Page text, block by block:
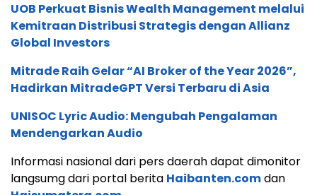
UOB Perkuat Bisnis Wealth Management melalui
Kemitraan Distribusi Strategis dengan Allianz
Global Investors
Mitrade Raih Gelar “AI Broker of the Year 2026”,
Hadirkan MitradeGPT Versi Terbaru di Asia
UNISOC Lyric Audio: Mengubah Pengalaman
Mendengarkan Audio
Informasi nasional dari pers daerah dapat dimonitor
langsumg dari portal berita Haibanten.comdan